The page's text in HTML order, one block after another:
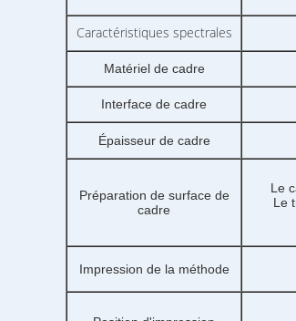
Caractéristiques spectrales
Matériel de cadre
Interface de cadre
Épaisseur de cadre
Préparation de surface de
cadre
Le
Le
Impression de la méthode